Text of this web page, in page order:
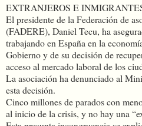
EXTRANJEROS E
El presidente de la Federación de
(FADERE), Daniel Tecu, ha
trabajando en España en la
Gobierno y de su decisión de
acceso al mercado laboral de los
La asociación ha denunciado al
esta decisión.
Cinco millones de parados con
al inicio de la crisis, y no hay una